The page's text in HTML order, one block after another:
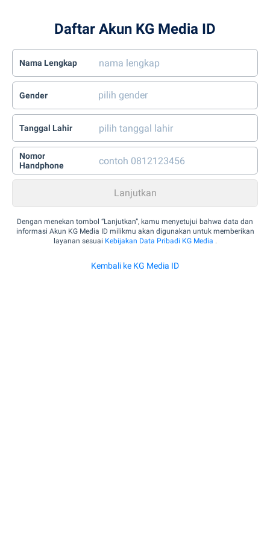
Daftar Akun KG Media ID
Nama Lengkap
Gender
Tanggal Lahir
Nomor
Handphone
Dengan menekan tombol “Lanjutkan”, kamu menyetujui bahwa data dan
informasi Akun KG Media ID milikmu akan digunakan untuk memberikan
layanan sesuai Kebijakan Data Pribadi KG Media .
Kembali ke KG Media ID